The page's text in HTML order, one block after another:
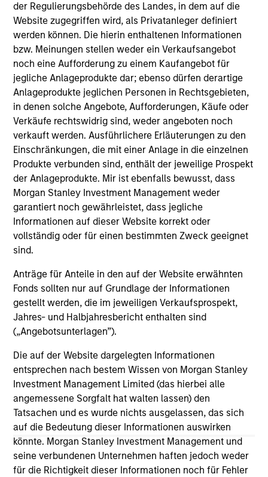
der Regulierungsbehörde des Landes, in dem auf die
Website zugegriffen wird, als Privatanleger definiert
werden können. Die hierin enthaltenen Informationen
bzw. Meinungen stellen weder ein Verkaufsangebot
noch eine Aufforderung zu einem Kaufangebot für
jegliche Anlageprodukte dar; ebenso dürfen derartige
Anlageprodukte jeglichen Personen in Rechtsgebieten,
in denen solche Angebote, Aufforderungen, Käufe oder
Verkäufe rechtswidrig sind, weder angeboten noch
verkauft werden. Ausführlichere Erläuterungen zu den
Einschränkungen, die mit einer Anlage in die einzelnen
Produkte verbunden sind, enthält der jeweilige Prospekt
der Anlageprodukte. Mir ist ebenfalls bewusst, dass
Morgan Stanley Investment Management weder
garantiert noch gewährleistet, dass jegliche
Informationen auf dieser Website korrekt oder
vollständig oder für einen bestimmten Zweck geeignet
sind.
Anträge für Anteile in den auf der Website erwähnten
Fonds sollten nur auf Grundlage der Informationen
gestellt werden, die im jeweiligen Verkaufsprospekt,
Jahres- und Halbjahresbericht enthalten sind
(„Angebotsunterlagen”).
Die auf der Website dargelegten Informationen
entsprechen nach bestem Wissen von Morgan Stanley
Investment Management Limited (das hierbei alle
angemessene Sorgfalt hat walten lassen) den
Tatsachen und es wurde nichts ausgelassen, das sich
auf die Bedeutung dieser Informationen auswirken
könnte. Morgan Stanley Investment Management und
seine verbundenen Unternehmen haften jedoch weder
für die Richtigkeit dieser Informationen noch für Fehler
He is a member of the Villanova School of Business
Dean’s Advisory Council and a member of the
Augustinian Province of St. Thomas of Villanova
Investment Committee.
Team Insights
Scott Steel on Investment News:
Inside Morgan Stanley Investment
Management’s advisor education
platform
Scott Steel on Investment News: Inside Morgan
education platform.
16-SEP-2025